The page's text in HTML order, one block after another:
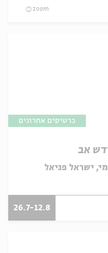
zoom
כרטיסים אחרונים
אב
26.7-12.8